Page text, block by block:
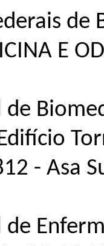
de
E
de
- Asa
de